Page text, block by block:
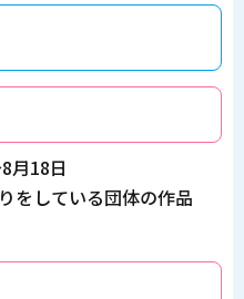
月18日
をしている団体の作品